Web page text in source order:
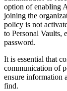
option of enabling
joining the
policy is not
to Personal Vaults,
password.
It is essential that
communication of
ensure information
find.